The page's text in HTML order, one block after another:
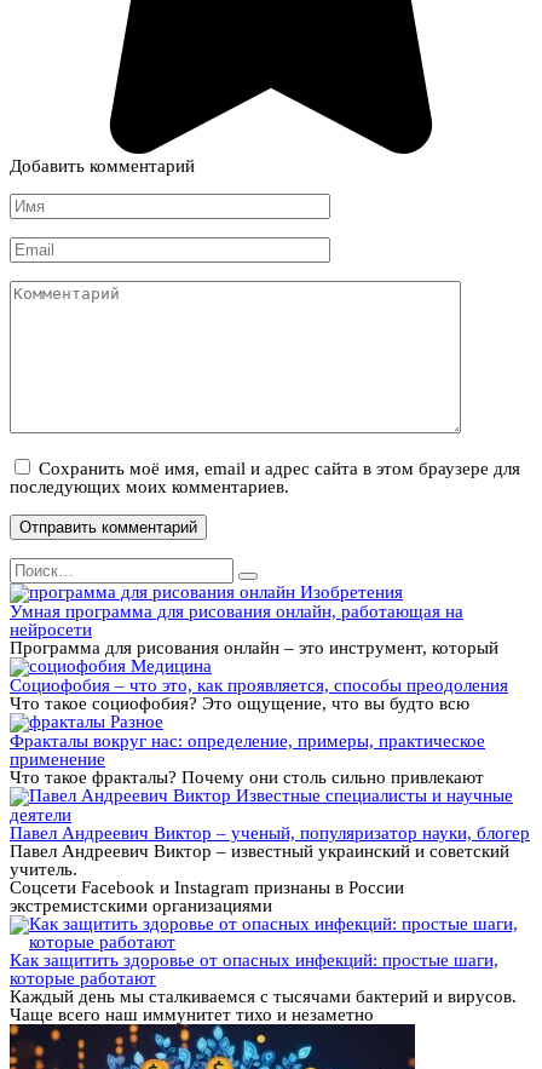
Добавить комментарий
Имя
*
Email
*
Комментарий
Сохранить моё имя, email и адрес сайта в этом браузере для
последующих моих комментариев.
Search
for:
Изобретения
Умная программа для рисования онлайн, работающая на
нейросети
Программа для рисования онлайн – это инструмент, который
Медицина
Социофобия – что это, как проявляется, способы преодоления
Что такое социофобия? Это ощущение, что вы будто всю
Разное
Фракталы вокруг нас: определение, примеры, практическое
применение
Что такое фракталы? Почему они столь сильно привлекают
Известные специалисты и научные
деятели
Павел Андреевич Виктор – ученый, популяризатор науки, блогер
Павел Андреевич Виктор – известный украинский и советский
учитель.
Соцсети Facebook и Instagram признаны в России
экстремистскими организациями
Как защитить здоровье от опасных инфекций: простые шаги,
которые работают
Каждый день мы сталкиваемся с тысячами бактерий и вирусов.
Чаще всего наш иммунитет тихо и незаметно